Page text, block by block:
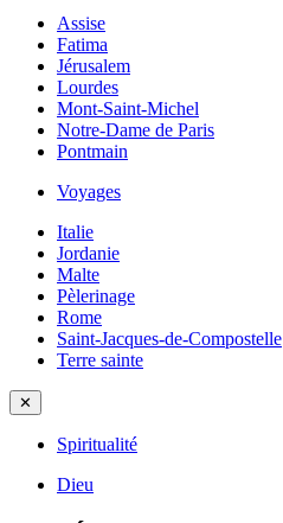
Assise
Fatima
Jérusalem
Lourdes
Mont-Saint-Michel
Notre-Dame de Paris
Pontmain
Voyages
Italie
Jordanie
Malte
Pèlerinage
Rome
Saint-Jacques-de-Compostelle
Terre sainte
✕
Spiritualité
Dieu